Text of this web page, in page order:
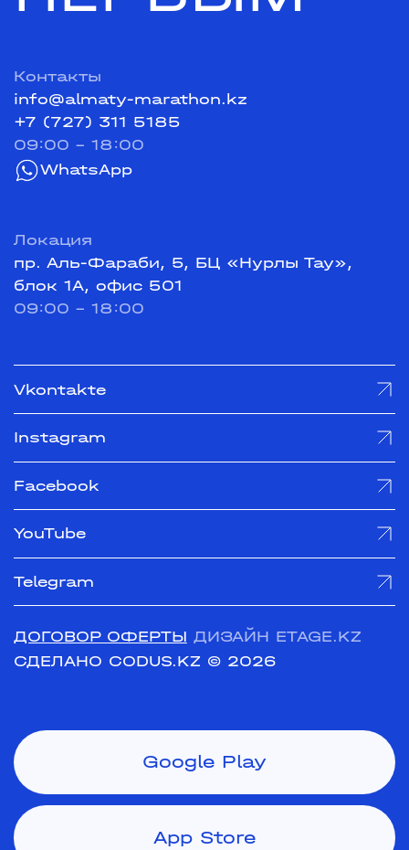
Контакты
info@almaty-marathon.kz
+7 (727) 311 5185
09:00 - 18:00
WhatsApp
Локация
пр. Аль-Фараби, 5, БЦ «Нурлы Тау»,
блок 1А, офис 501
09:00 - 18:00
Vkontakte
Instagram
Facebook
YouTube
Telegram
ДОГОВОР ОФЕРТЫ ДИЗАЙН ETAGE.KZ
СДЕЛАНО CODUS.KZ © 2026
Google Play
App Store